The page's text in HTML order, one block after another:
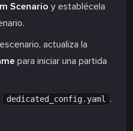
Scenario y establécela
actualiza la
para iniciar una partida
dedicated_config.yaml
.